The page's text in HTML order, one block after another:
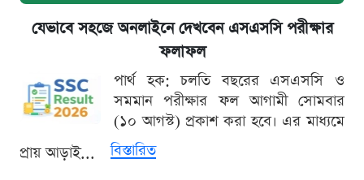
যেভাবে সহজে অনলাইনে দেখবেন এসএসসি পরীক্ষার
ফলাফল
পার্থ হক: চলতি বছরের এসএসসি ও
সমমান পরীক্ষার ফল আগামী সোমবার
(১০ আগস্ট) প্রকাশ করা হবে। এর মাধ্যমে
প্রায় আড়াই...
বিস্তারিত